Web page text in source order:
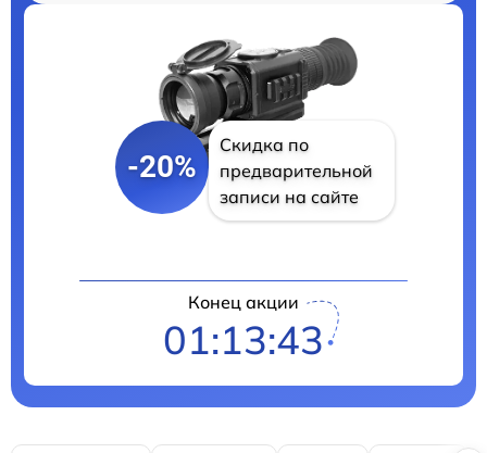
-20%
Скидка по
предварительной
записи на сайте
Конец акции
01:13:42